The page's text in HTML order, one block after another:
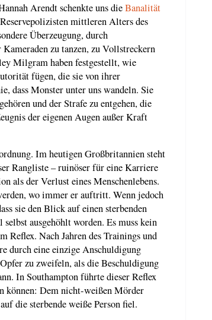
Arendt schenkte uns dieBanalität
mittleren Alters des
Überzeugung, durch
zu tanzen, zu Vollstreckern
Milgram haben festgestellt, wie
fügen, die sie von ihrer
dass Monster unter uns wandeln. Sie
und der Strafe zu entgehen, die
der eigenen Augen außer Kraft
Im heutigen Großbritannien steht
Rangliste – ruinöser für eine Karriere
als der Verlust eines Menschenlebens.
wo immer er auftritt. Wenn jedoch
sie den Blick auf einen sterbenden
ausgehöhlt worden. Es muss kein
Nach Jahren des Trainings und
durch eine einzige Anschuldigung
zu zweifeln, als die Beschuldigung
In Southampton führte dieser Reflex
können: Dem nicht-weißen Mörder
die sterbende weiße Person fiel.